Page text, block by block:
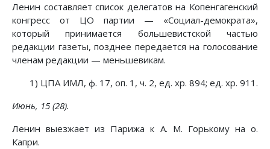
Ленин составляет список делегатов на Копенгагенский
конгресс от ЦО партии — «Социал-демократа»,
который принимается большевистской частью
редакции газеты, позднее передается на голосование
членам редакции — меньшевикам.
1) ЦПА ИМЛ, ф. 17, оп. 1, ч. 2, ед. хр. 894; ед. хр. 911.
Июнь, 15 (28).
Ленин выезжает из Парижа к А. М. Горькому на о.
Капри.